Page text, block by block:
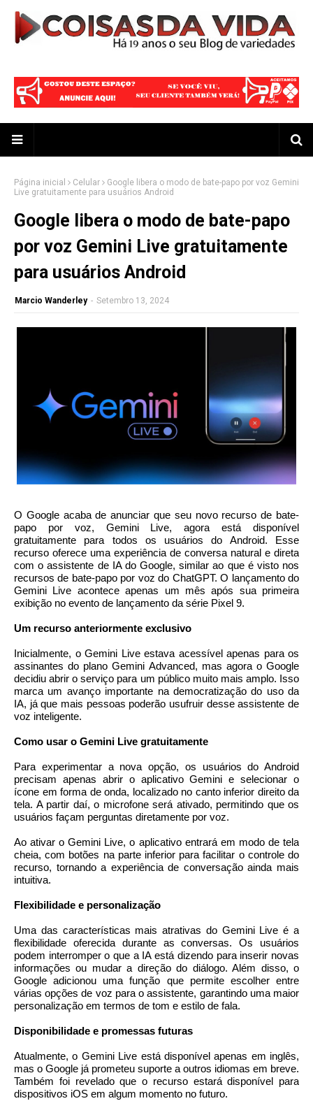
Página inicial Celular
Google libera o modo de bate-papo por voz Gemini
Live gratuitamente para usuários Android
Google libera o modo de bate-papo
por voz Gemini Live gratuitamente
para usuários Android
Marcio Wanderley - Setembro 13, 2024
O Google acaba de anunciar que seu novo recurso de bate-
papo por voz, Gemini Live, agora está disponível
gratuitamente para todos os usuários do Android. Esse
recurso oferece uma experiência de conversa natural e direta
com o assistente de IA do Google, similar ao que é visto nos
recursos de bate-papo por voz do ChatGPT. O lançamento do
Gemini Live acontece apenas um mês após sua primeira
exibição no evento de lançamento da série Pixel 9.
Um recurso anteriormente exclusivo
Inicialmente, o Gemini Live estava acessível apenas para os
assinantes do plano Gemini Advanced, mas agora o Google
decidiu abrir o serviço para um público muito mais amplo. Isso
marca um avanço importante na democratização do uso da
IA, já que mais pessoas poderão usufruir desse assistente de
voz inteligente.
Como usar o Gemini Live gratuitamente
Para experimentar a nova opção, os usuários do Android
precisam apenas abrir o aplicativo Gemini e selecionar o
ícone em forma de onda, localizado no canto inferior direito da
tela. A partir daí, o microfone será ativado, permitindo que os
usuários façam perguntas diretamente por voz.
Ao ativar o Gemini Live, o aplicativo entrará em modo de tela
cheia, com botões na parte inferior para facilitar o controle do
recurso, tornando a experiência de conversação ainda mais
intuitiva.
Flexibilidade e personalização
Uma das características mais atrativas do Gemini Live é a
flexibilidade oferecida durante as conversas. Os usuários
podem interromper o que a IA está dizendo para inserir novas
informações ou mudar a direção do diálogo. Além disso, o
Google adicionou uma função que permite escolher entre
várias opções de voz para o assistente, garantindo uma maior
personalização em termos de tom e estilo de fala.
Disponibilidade e promessas futuras
Atualmente, o Gemini Live está disponível apenas em inglês,
mas o Google já prometeu suporte a outros idiomas em breve.
Também foi revelado que o recurso estará disponível para
dispositivos iOS em algum momento no futuro.